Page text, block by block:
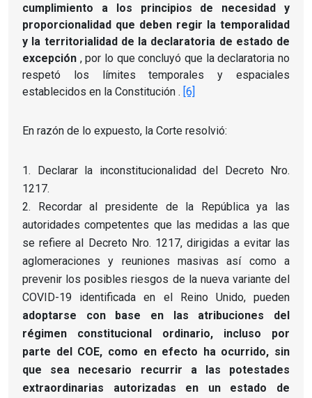
cumplimiento a los principios de necesidad y
proporcionalidad que deben regir la temporalidad
y la territorialidad de la declaratoria de estado de
excepción , por lo que concluyó que la declaratoria no
respetó los límites temporales y espaciales
establecidos en la Constitución . [6]
En razón de lo expuesto, la Corte resolvió:
Declarar la inconstitucionalidad del Decreto Nro.
1217.
Recordar al presidente de la República ya las
autoridades competentes que las medidas a las que
se refiere al Decreto Nro. 1217, dirigidas a evitar las
aglomeraciones y reuniones masivas así como a
prevenir los posibles riesgos de la nueva variante del
COVID-19 identificada en el Reino Unido, pueden
adoptarse con base en las atribuciones del
régimen constitucional ordinario, incluso por
parte del COE, como en efecto ha ocurrido, sin
que sea necesario recurrir a las potestades
extraordinarias autorizadas en un estado de